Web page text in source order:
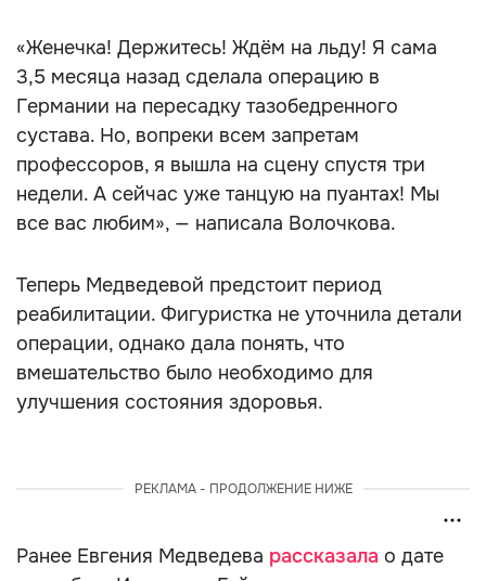
«Женечка! Держитесь! Ждём на льду! Я сама
3,5 месяца назад сделала операцию в
Германии на пересадку тазобедренного
сустава. Но, вопреки всем запретам
профессоров, я вышла на сцену спустя три
недели. А сейчас уже танцую на пуантах! Мы
все вас любим», — написала Волочкова.
Теперь Медведевой предстоит период
реабилитации. Фигуристка не уточнила детали
операции, однако дала понять, что
вмешательство было необходимо для
улучшения состояния здоровья.
РЕКЛАМА - ПРОДОЛЖЕНИЕ НИЖЕ
Ранее Евгения Медведева рассказала о дате